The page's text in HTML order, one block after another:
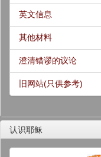
英文信息
其他材料
澄清错谬的议论
旧网站(只供参考)
认识耶稣